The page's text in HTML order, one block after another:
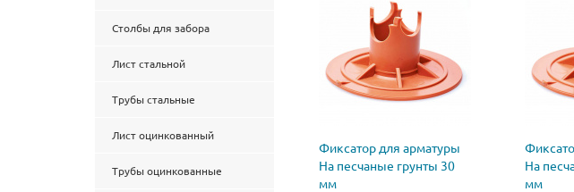
Столбы для забора
Лист стальной
Трубы стальные
Лист оцинкованный
Трубы оцинкованные
Фиксатор для арматуры
На песчаные грунты 30
мм
На
мм